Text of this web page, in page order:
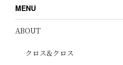
MENU
ABOUT
クロス&クロス